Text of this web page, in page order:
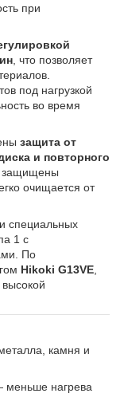
при
, что позволяет
под нагрузкой
во время
защита от
и повторного
защищены
очищается от
специальных
1 с
По
Hikoki G13VE
камня и
меньше нагрева